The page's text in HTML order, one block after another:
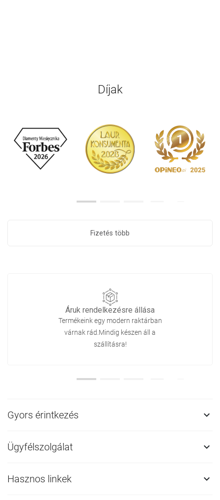
Díjak
Fizetés több
Áruk rendelkezésre állása
Termékeink egy modern raktárban
várnak rád.Mindig készen áll a
szállításra!
Gyors érintkezés 
Ügyfélszolgálat 
Hasznos linkek 